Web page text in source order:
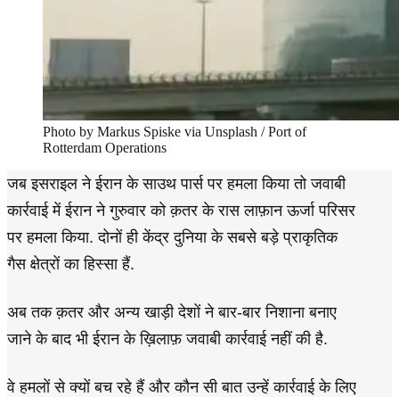
Photo by Markus Spiske via Unsplash / Port of
Rotterdam Operations
जब इसराइल ने ईरान के साउथ पार्स पर हमला किया तो जवाबी
कार्रवाई में ईरान ने गुरुवार को क़तर के रास लाफ़ान ऊर्जा परिसर
पर हमला किया. दोनों ही केंद्र दुनिया के सबसे बड़े प्राकृतिक
गैस क्षेत्रों का हिस्सा हैं.
अब तक क़तर और अन्य खाड़ी देशों ने बार-बार निशाना बनाए
जाने के बाद भी ईरान के ख़िलाफ़ जवाबी कार्रवाई नहीं की है.
वे हमलों से क्यों बच रहे हैं और कौन सी बात उन्हें कार्रवाई के लिए